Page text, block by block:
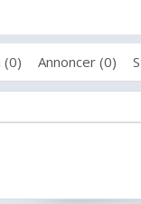
(0) Annoncer (0)